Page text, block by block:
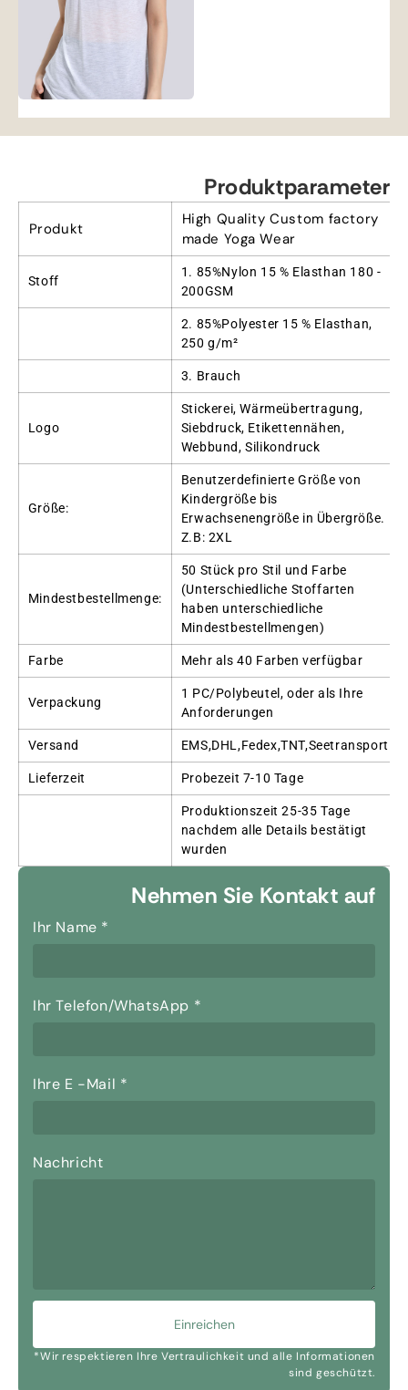
Produktparameter
Produkt
High Quality Custom factory
made Yoga Wear
Stoff
1. 85%Nylon 15 % Elasthan 180 -
200GSM
2. 85%Polyester 15 % Elasthan,
250 g/m²
3. Brauch
Logo
Stickerei, Wärmeübertragung,
Siebdruck, Etikettennähen,
Webbund, Silikondruck
Größe:
Benutzerdefinierte Größe von
Kindergröße bis
Erwachsenengröße in Übergröße.
Z.B: 2XL
Mindestbestellmenge:
50 Stück pro Stil und Farbe
(Unterschiedliche Stoffarten
haben unterschiedliche
Mindestbestellmengen)
Farbe Mehr als 40 Farben verfügbar
Verpackung
1 PC/Polybeutel, oder als Ihre
Anforderungen
Versand EMS,DHL,Fedex,TNT,Seetransport
Lieferzeit Probezeit 7-10 Tage
Produktionszeit 25-35 Tage
nachdem alle Details bestätigt
wurden
Nehmen Sie Kontakt auf
Ihr Name *
Ihr Telefon/WhatsApp *
Ihre E -Mail *
Nachricht
Einreichen
*Wir respektieren Ihre Vertraulichkeit und alle Informationen
sind geschützt.